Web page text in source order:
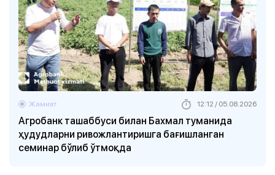
Агробанк ташаббуси билан Бахмал туманида
ҳудудларни ривожлантиришга бағишланган
семинар бўлиб ўтмоқда
Жамият 12:12 / 05.08.2026